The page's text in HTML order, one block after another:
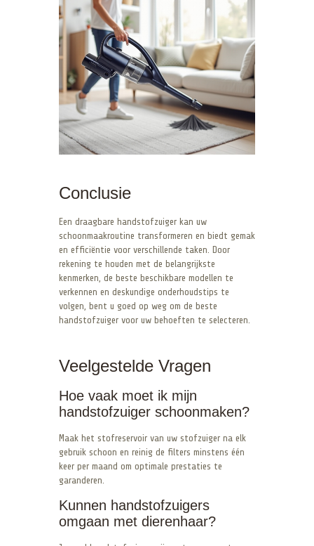
Conclusie
Een draagbare handstofzuiger kan uw
schoonmaakroutine transformeren en biedt gemak
en efficiëntie voor verschillende taken. Door
rekening te houden met de belangrijkste
kenmerken, de beste beschikbare modellen te
verkennen en deskundige onderhoudstips te
volgen, bent u goed op weg om de beste
handstofzuiger voor uw behoeften te selecteren.
Veelgestelde Vragen
Hoe vaak moet ik mijn
handstofzuiger schoonmaken?
Maak het stofreservoir van uw stofzuiger na elk
gebruik schoon en reinig de filters minstens één
keer per maand om optimale prestaties te
garanderen.
Kunnen handstofzuigers
omgaan met dierenhaar?